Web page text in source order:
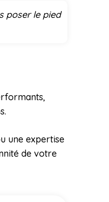
poser le pied
une expertise
de votre